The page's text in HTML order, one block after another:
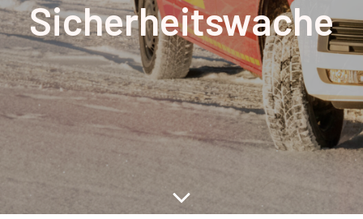
Sicherheitswache